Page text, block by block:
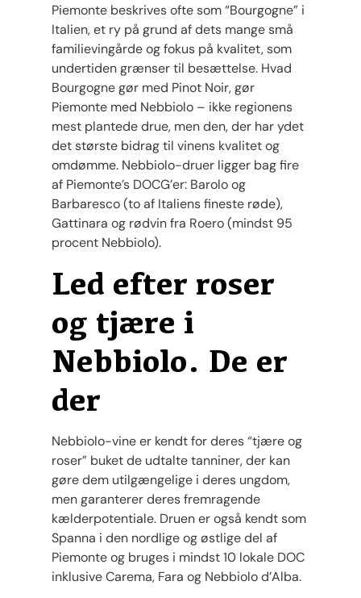
Piemonte beskrives ofte som “Bourgogne” i
Italien, et ry på grund af dets mange små
familievingårde og fokus på kvalitet, som
undertiden grænser til besættelse. Hvad
Bourgogne gør med Pinot Noir, gør
Piemonte med Nebbiolo – ikke regionens
mest plantede drue, men den, der har ydet
det største bidrag til vinens kvalitet og
omdømme. Nebbiolo-druer ligger bag fire
af Piemonte’s DOCG’er: Barolo og
Barbaresco (to af Italiens fineste røde),
Gattinara og rødvin fra Roero (mindst 95
procent Nebbiolo).
Led efter roser
og tjære i
Nebbiolo. De er
der
Nebbiolo-vine er kendt for deres “tjære og
roser” buket de udtalte tanniner, der kan
gøre dem utilgængelige i deres ungdom,
men garanterer deres fremragende
kælderpotentiale. Druen er også kendt som
Spanna i den nordlige og østlige del af
Piemonte og bruges i mindst 10 lokale DOC
inklusive Carema, Fara og Nebbiolo d’Alba.